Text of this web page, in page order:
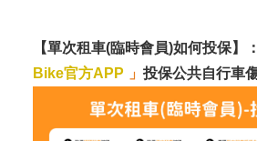
【單次租車(臨時會員)如何投保】：
Bike官方APP
」 投保公共自行車